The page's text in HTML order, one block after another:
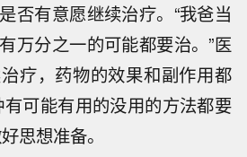
否有意愿继续治疗。“我爸当
万分之一的可能都要治。”医
疗，药物的效果和副作用都
有可能有用的没用的方法都要
思想准备。